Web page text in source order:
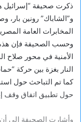
ذكرت صحيفة “إسرائيل
و”الشاباك” رونين بار،
المخابرات العامة
وحسب الصحيفة فإن هذه
الأمنية في محور صلاح
النار بغزة بين حركة
كما تم التباحث حول
حول تطبيق اتفاق وقف
وأشارت الصحيفة إلى